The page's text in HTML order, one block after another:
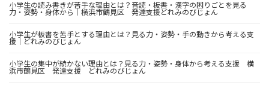
小学生の読み書きが苦手な理由とは？音読・板書・漢字の困りごとを見る
力・姿勢・身体から｜横浜市鶴見区 発達支援どれみのびじょん
小学生が板書を苦手とする理由とは？見る力・姿勢・手の動きから考える支
援｜どれみのびじょん
小学生の集中が続かない理由とは？見る力・姿勢・身体から考える支援 横
浜市鶴見区 発達支援 どれみのびじょん